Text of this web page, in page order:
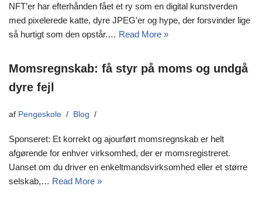
NFT’er har efterhånden fået et ry som en digital kunstverden
med pixelerede katte, dyre JPEG’er og hype, der forsvinder lige
så hurtigt som den opstår.… Read More »
Momsregnskab: få styr på moms og undgå
dyre fejl
af Pengeskole Blog
Sponseret: Et korrekt og ajourført momsregnskab er helt
afgørende for enhver virksomhed, der er momsregistreret.
Uanset om du driver en enkeltmandsvirksomhed eller et større
selskab,… Read More »